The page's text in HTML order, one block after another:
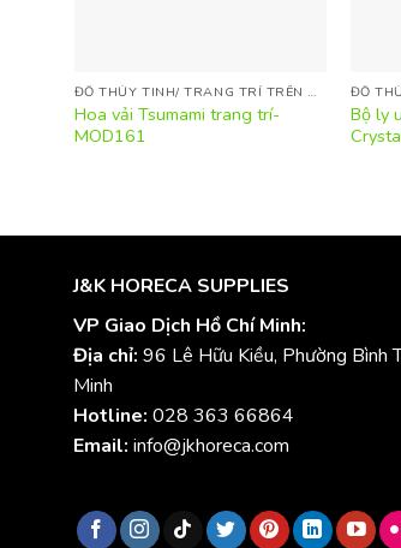
ĐỒ THỦY TINH/ TRANG TRÍ TRÊN BÀN
Hoa vải Tsumami trang trí-
MOD161
ĐỒ
Bộ ly
J&K HORECA SUPPLIES
VP Giao Dịch Hồ Chí Minh:
Địa chỉ: 96 Lê Hữu Kiều, Phường Bình
Minh
Hotline: 028 363 66864
Email: info@jkhoreca.com